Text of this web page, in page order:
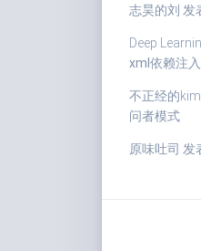
志昊的刘 发
Deep
xml依赖注
不正经的
问者模式
原味吐司 发